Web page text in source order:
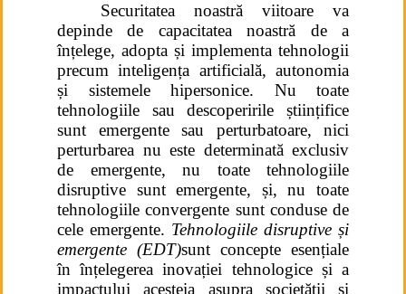
Securitatea noastră viitoare va
depinde de capacitatea noastră de a
înțelege, adopta și implementa tehnologii
precum inteligența artificială, autonomia
și sistemele hipersonice. Nu toate
tehnologiile sau descoperirile științifice
sunt emergente sau perturbatoare, nici
perturbarea nu este determinată exclusiv
de emergente, nu toate tehnologiile
disruptive sunt emergente, și, nu toate
tehnologiile convergente sunt conduse de
cele emergente. Tehnologiile disruptive și
emergente (EDT)sunt concepte esențiale
în înțelegerea inovației tehnologice și a
impactului acesteia asupra societății și